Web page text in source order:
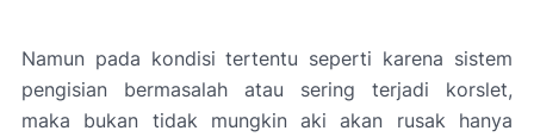
Namun pada kondisi tertentu seperti karena sistem
pengisian bermasalah atau sering terjadi korslet,
maka bukan tidak mungkin aki akan rusak hanya